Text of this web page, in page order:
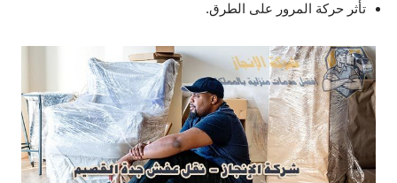
تأثر حركة المرور على الطرق.